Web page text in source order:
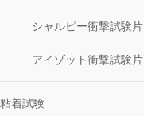
シャルピー衝撃試験片
アイゾット衝撃試験片
粘着試験